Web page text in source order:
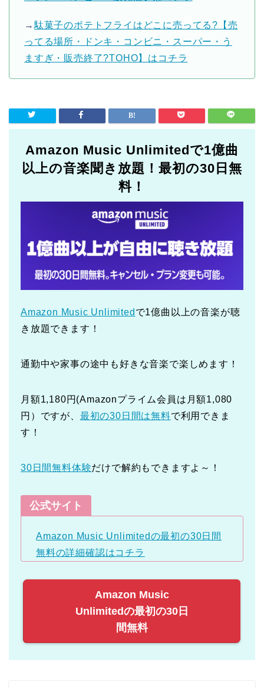
→ 駄菓子のポテトフライはどこに売ってる?【売
ってる場所・ドンキ・コンビニ・スーパー・う
ますぎ・販売終了?TOHO】はコチラ
Amazon Music Unlimitedで1億曲
以上の音楽聞き放題！最初の30日無
料！
Amazon Music Unlimited で1億曲以上の音楽が聴
き放題できます！
通勤中や家事の途中も好きな音楽で楽しめます！
月額1,180円(Amazonプライム会員は月額1,080
円）ですが、 最初の30日間は無料で利用できま
す！
30日間無料体験だけで解約もできますよ～！
公式サイト
Amazon Music Unlimitedの最初の30日間
無料の詳細確認はコチラ
Amazon Music
Unlimitedの最初の30日
間無料